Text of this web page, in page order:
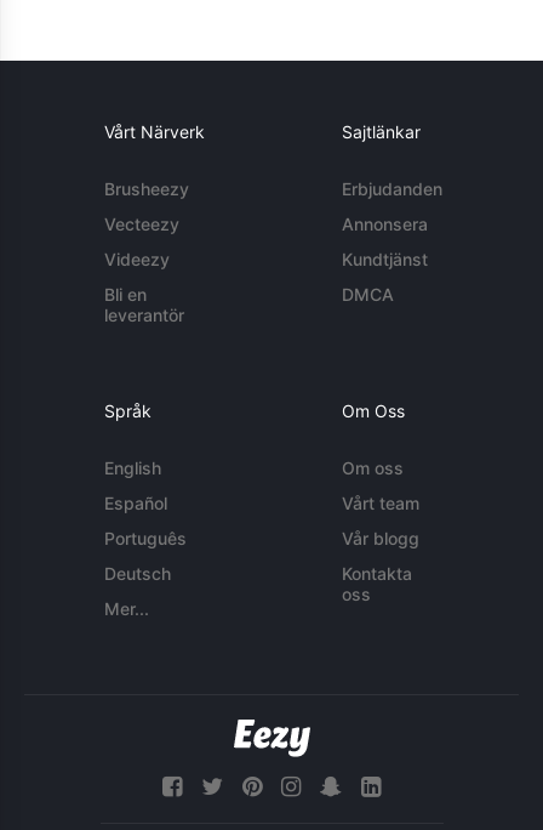
Vårt Närverk
Brusheezy
Vecteezy
Videezy
Bli en
leverantör
Sajtlänkar
Erbjudanden
Annonsera
Kundtjänst
DMCA
Språk
English
Español
Português
Deutsch
Mer...
Om Oss
Om oss
Vårt team
Vår blogg
Kontakta
oss